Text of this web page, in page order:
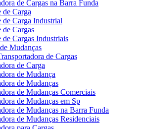
de Cargas na Barra Funda
de Carga
de Carga Industrial
de Cargas
de Cargas Industriais
Mudanças
de Cargas
de Carga
de Mudança
de Mudanças
de Mudanças Comerciais
de Mudanças em Sp
de Mudanças na Barra Funda
de Mudanças Residenciais